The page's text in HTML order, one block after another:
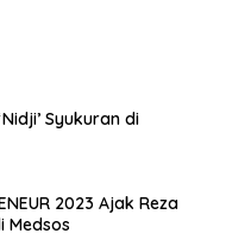
Syukuran di
2023 Ajak Reza
Medsos